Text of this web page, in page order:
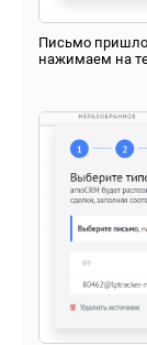
Письмо
нажимаем на